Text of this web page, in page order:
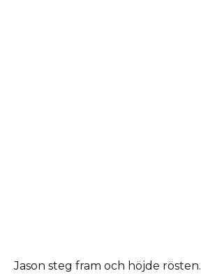
Jason steg fram och höjde rösten.